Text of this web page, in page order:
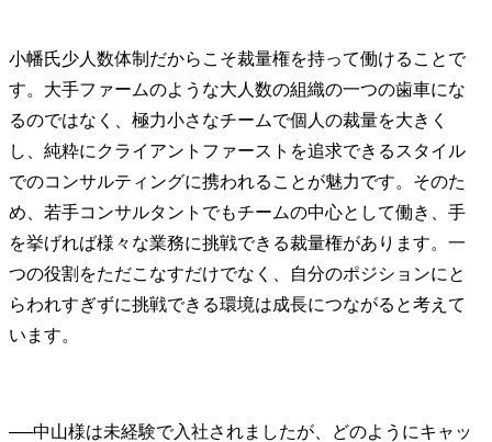
小幡氏少人数体制だからこそ裁量権を持って働けることで
す。大手ファームのような大人数の組織の一つの歯車にな
るのではなく、極力小さなチームで個人の裁量を大きく
し、純粋にクライアントファーストを追求できるスタイル
でのコンサルティングに携われることが魅力です。そのた
め、若手コンサルタントでもチームの中心として働き、手
を挙げれば様々な業務に挑戦できる裁量権があります。一
つの役割をただこなすだけでなく、自分のポジションにと
らわれすぎずに挑戦できる環境は成長につながると考えて
います。
──中山様は未経験で入社されましたが、どのようにキャッ